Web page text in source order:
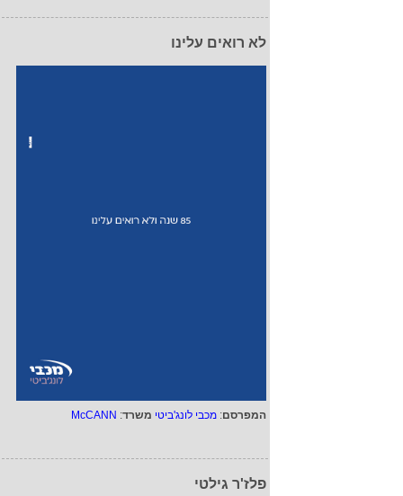
לא רואים עלינו
המפרסם: מכבי לונג'ביטי משרד:
McCANN
פלז'ר גילטי